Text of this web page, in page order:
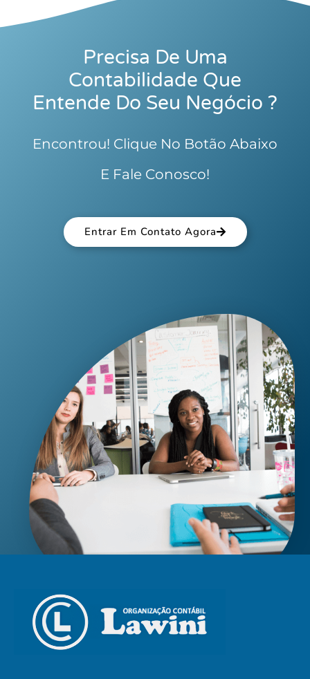
Precisa De Uma
Contabilidade Que
Entende Do Seu Negócio ?
Encontrou! Clique No Botão Abaixo
E Fale Conosco!
Entrar Em Contato Agora